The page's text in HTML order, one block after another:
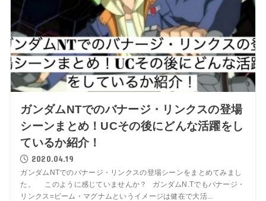
ガンダムNTでのバナージ・リンクスの登場
シーンまとめ！UCその後にどんな活躍をし
ているか紹介！
2020.04.19
ガンダムNTでのバナージ・リンクスの登場シーンをまとめてみまし
た。 このように感じていませんか？ ガンダムN.Tでもバナージ・
リンクス=ビーム・マグナムというイメージは健在で大活...